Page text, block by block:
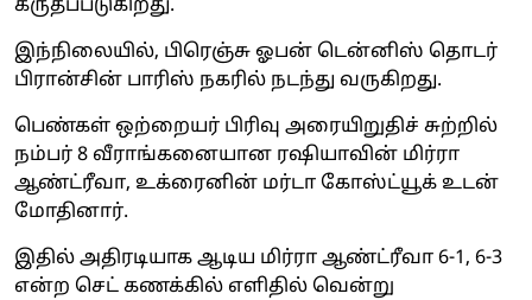
கருதப்படுகிறது.
இந்நிலையில், பிரெஞ்சு ஓபன் டென்னிஸ் தொடர்
பிரான்சின் பாரிஸ் நகரில் நடந்து வருகிறது.
பெண்கள் ஒற்றையர் பிரிவு அரையிறுதிச் சுற்றில்
நம்பர் 8 வீராங்கனையான ரஷியாவின் மிர்ரா
ஆண்ட்ரீவா, உக்ரைனின் மர்டா கோஸ்ட்யூக் உடன்
மோதினார்.
இதில் அதிரடியாக ஆடிய மிர்ரா ஆண்ட்ரீவா 6-1, 6-3
என்ற செட் கணக்கில் எளிதில் வென்று